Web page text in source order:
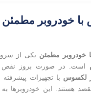
خودروبر مطمئن
مطمئن یکی از
است. در صورت بروز نقص
لکسوس با تجهیزات پیشرفته
هستند. این خودروبرها به